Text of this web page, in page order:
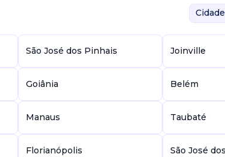
São José dos Pinhais Joinville
Goiânia Belém
Manaus Taubaté
Florianópolis São José